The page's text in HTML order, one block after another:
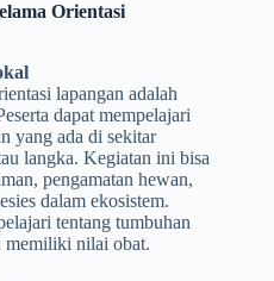
Orientasi
lapangan adalah
dapat mempelajari
yang ada di sekitar
langka. Kegiatan ini bisa
pengamatan hewan,
dalam ekosistem.
tentang tumbuhan
memiliki nilai obat.